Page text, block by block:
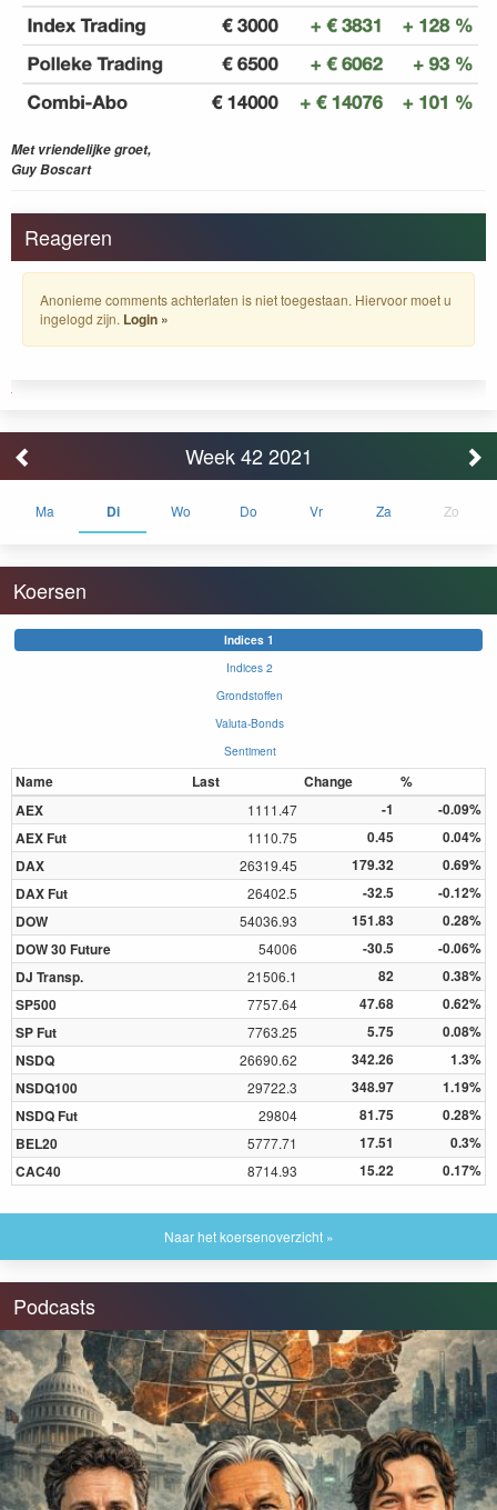
Met vriendelijke groet,
Guy Boscart
Reageren
Anonieme comments achterlaten is niet toegestaan. Hiervoor moet u
ingelogd zijn. Login »
Week 42 2021
Ma Di Wo Do Vr Za Zo
Koersen
Indices 1
Indices 2
Grondstoffen
Valuta-Bonds
Sentiment
Name Last Change
%
AEX
1111.47 -1
-0.09%
AEX Fut
1110.75 0.45
0.04%
DAX
26319.45 179.32
0.69%
DAX Fut
26402.5 -32.5
-0.12%
DOW
54036.93 151.83
0.28%
DOW 30 Future
54006 -30.5
-0.06%
DJ Transp.
21506.1 82
0.38%
SP500
7757.64 47.68
0.62%
SP Fut
7763.25 5.75
0.08%
NSDQ
26690.62 342.26
1.3%
NSDQ100
29722.3 348.97
1.19%
NSDQ Fut
29804 81.75
0.28%
BEL20
5777.71 17.51
0.3%
CAC40
8714.93 15.22 0.17%
Naar het koersenoverzicht »
Podcasts